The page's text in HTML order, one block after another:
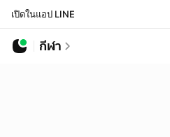
เปิดในแอป LINE
กีฬา